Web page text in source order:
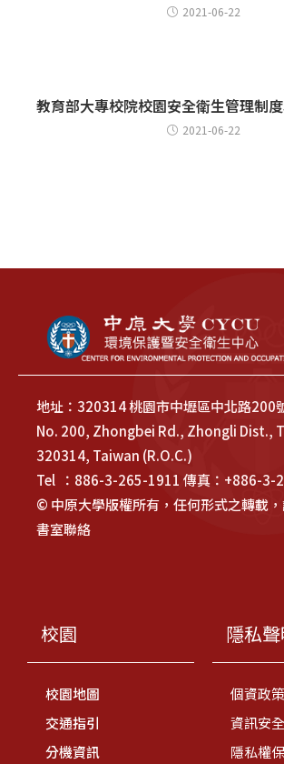
2021-06-22
教育部大專校院校園安全衛生管理制
2021-06-22
地址：320314 桃園市中壢區中北路200
No. 200, Zhongbei Rd., Zhongli Dist.,
320314, Taiwan (R.O.C.)
Tel ：886-3-265-1911 傳真：+886-3-
© 中原大學版權所有，任何形式之轉載
書室聯絡
校園
校園地圖
交通指引
分機資訊
隱私
個資政策
資訊安
隱私權